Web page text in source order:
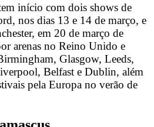
início com dois shows de
nos dias 13 e 14 de março, e
em 20 de março de
arenas no Reino Unido e
Glasgow, Leeds,
Belfast e Dublin, além
pela Europa no verão de